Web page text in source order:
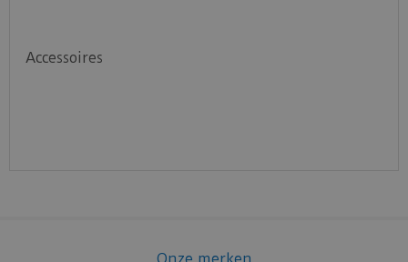
Accessoires
Onze merken